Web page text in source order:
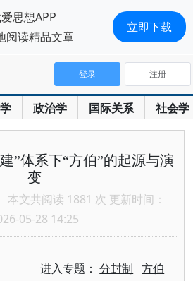
政治学 国际关系 社会学
登录 注册
”体系下“方伯”的起源与演
变
本文共阅读 1881 次 更新时间：
05-28 14:25
进入专题：分封制 方伯
思想APP
阅读精品文章
立即下载